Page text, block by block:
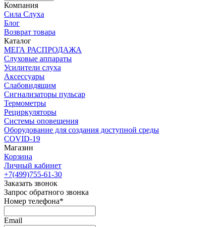
Компания
Сила Слуха
Блог
Возврат товара
Каталог
МЕГА РАСПРОДАЖА
Слуховые аппараты
Усилители слуха
Аксессуары
Слабовидящим
Сигнализаторы пульсар
Термометры
Рециркуляторы
Cистемы оповещения
Оборудование для создания доступной среды
COVID-19
Магазин
Корзина
Личный кабинет
+7(499)755-61-30
Заказать звонок
Запрос обратного звонка
Номер телефона*
Email